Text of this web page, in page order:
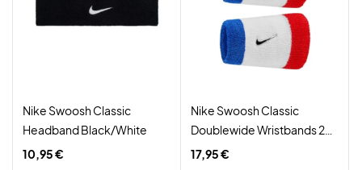
Nike Swoosh Classic
Headband Black/White
10,95 €
Nike Swoosh Classic
Doublewide Wristbands 2-
Pack Habanero Red/Black
17,95 €